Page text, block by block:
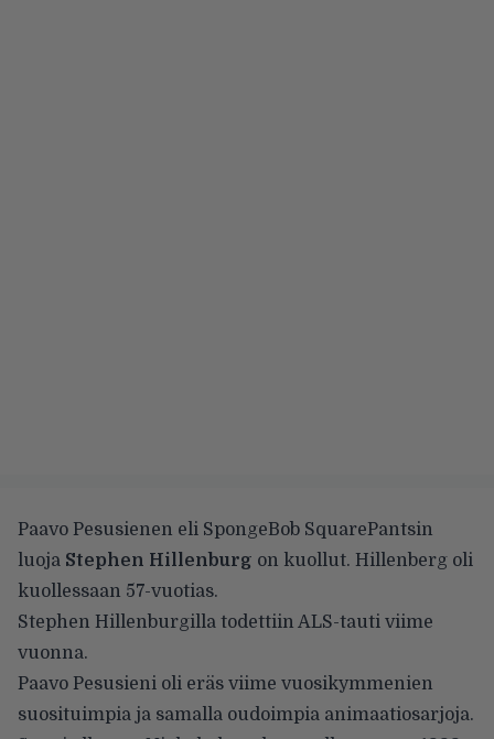
Paavo Pesusienen eli SpongeBob SquarePantsin
luoja Stephen Hillenburg on kuollut. Hillenberg oli
kuollessaan 57-vuotias.
Stephen Hillenburgilla todettiin ALS-tauti viime
vuonna.
Paavo Pesusieni oli eräs viime vuosikymmenien
suosituimpia ja samalla oudoimpia animaatiosarjoja.